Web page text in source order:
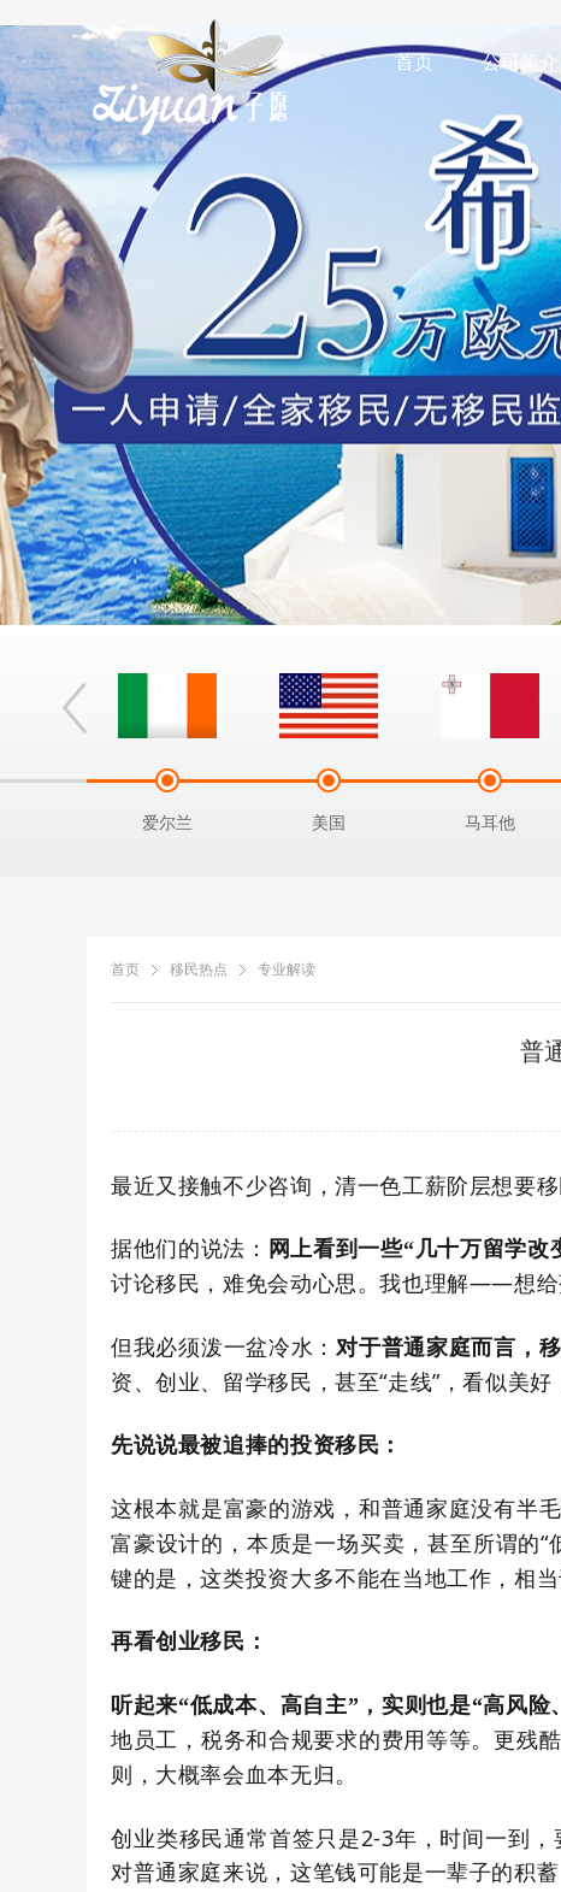
首页 公司简介
爱尔兰 美国 马耳他
首页 移民热点 专业解读
普
最近又接触不少咨询，清一色工薪阶层想要
据他们的说法： 网上看到一些“几十万留学
讨论移民，难免会动心思。我也理解——想
但我必须泼一盆冷水：对于普通家庭而言，
资、创业、留学移民，甚至“走线”，看似美
先说说最被追捧的投资移民：
这根本就是富豪的游戏，和普通家庭没有半
富豪设计的，本质是一场买卖，甚至所谓的
键的是，这类投资大多不能在当地工作，相
再看创业移民：
听起来“低成本、高自主” ，实则也是“高风险
地员工，税务和合规要求的费用等等。更残
则，大概率会血本无归。
创业类移民通常首签只是2-3年，时间一到
对普通家庭来说，这笔钱可能是一辈子的积